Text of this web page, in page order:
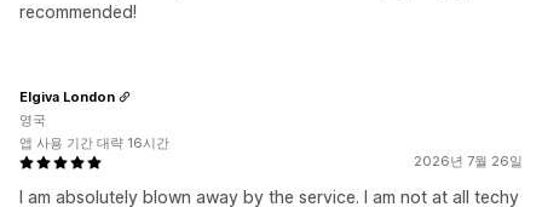
recommended!
2026년 7월 26일
I am absolutely blown away by the service. I am not at all techy
Elgiva London
영국
앱 사용 기간 대략 16시간